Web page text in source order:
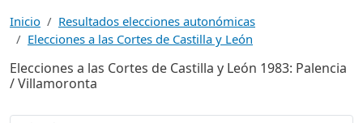
Inicio
Resultados elecciones autonómicas
Elecciones a las Cortes de Castilla y León
Elecciones a las Cortes de Castilla y León 1983: Palencia
/ Villamoronta